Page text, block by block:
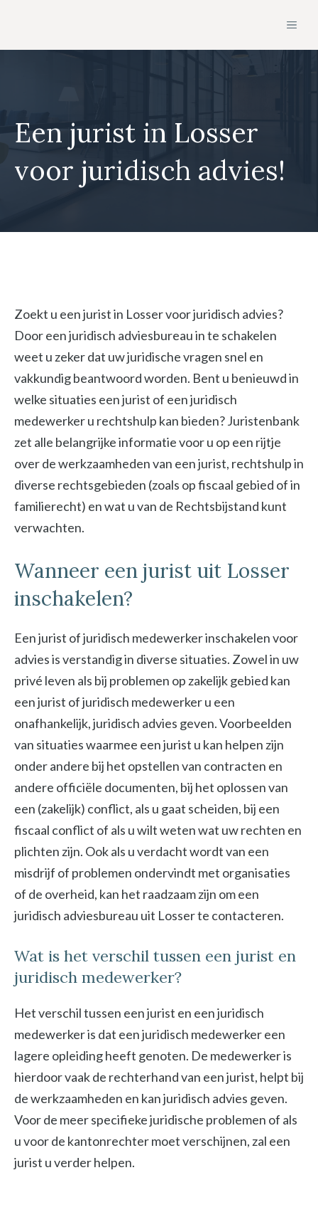
de
Een jurist in Losser
voor juridisch advies!
Zoekt u een jurist in Losser voor juridisch advies?
Door een juridisch adviesbureau in te schakelen
weet u zeker dat uw juridische vragen snel en
vakkundig beantwoord worden. Bent u benieuwd in
welke situaties een jurist of een juridisch
medewerker u rechtshulp kan bieden? Juristenbank
zet alle belangrijke informatie voor u op een rijtje
over de werkzaamheden van een jurist, rechtshulp in
diverse rechtsgebieden (zoals op fiscaal gebied of in
familierecht) en wat u van de Rechtsbijstand kunt
verwachten.
Wanneer een jurist uit Losser
inschakelen?
Een jurist of juridisch medewerker inschakelen voor
advies is verstandig in diverse situaties. Zowel in uw
privé leven als bij problemen op zakelijk gebied kan
een jurist of juridisch medewerker u een
onafhankelijk, juridisch advies geven. Voorbeelden
van situaties waarmee een jurist u kan helpen zijn
onder andere bij het opstellen van contracten en
andere officiële documenten, bij het oplossen van
een (zakelijk) conflict, als u gaat scheiden, bij een
fiscaal conflict of als u wilt weten wat uw rechten en
plichten zijn. Ook als u verdacht wordt van een
misdrijf of problemen ondervindt met organisaties
of de overheid, kan het raadzaam zijn om een
juridisch adviesbureau uit Losser te contacteren.
Wat is het verschil tussen een jurist en
juridisch medewerker?
Het verschil tussen een jurist en een juridisch
medewerker is dat een juridisch medewerker een
lagere opleiding heeft genoten. De medewerker is
hierdoor vaak de rechterhand van een jurist, helpt bij
de werkzaamheden en kan juridisch advies geven.
Voor de meer specifieke juridische problemen of als
u voor de kantonrechter moet verschijnen, zal een
jurist u verder helpen.